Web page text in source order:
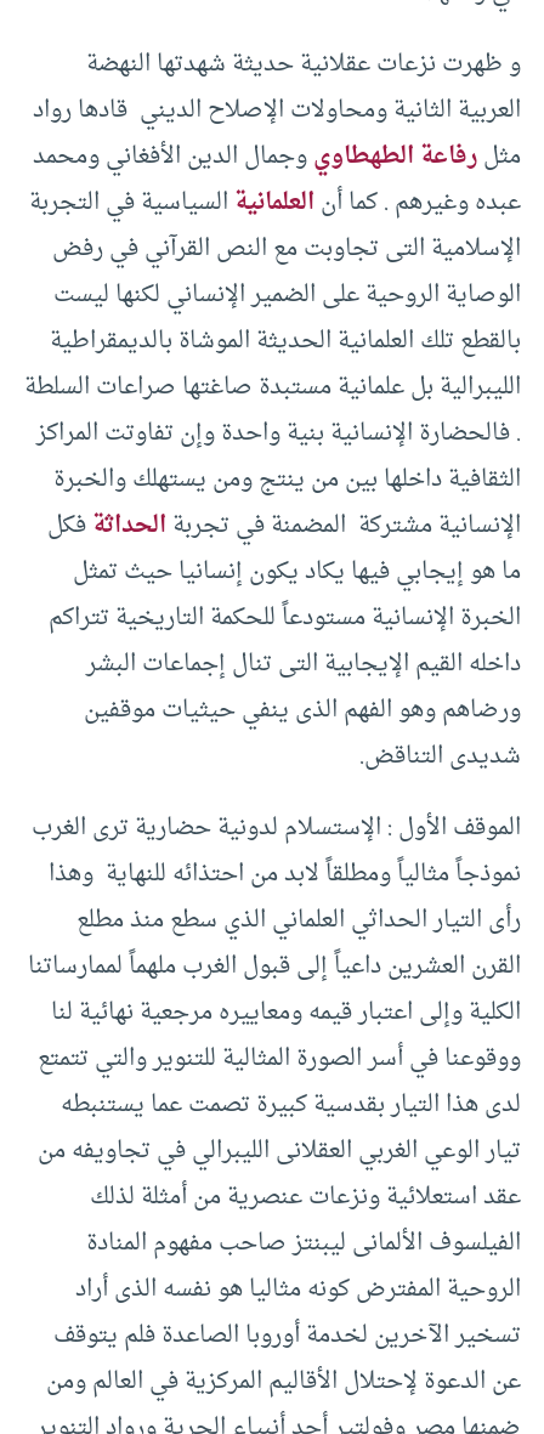
و ظهرت نزعات عقلانية حديثة شهدتها النهضة
العربية الثانية ومحاولات الإصلاح الديني قادها رواد
مثلرفاعة الطهطاويوجمال الدين الأفغاني ومحمد
عبده وغيرهم . كما أنالعلمانيةالسياسية في التجربة
الإسلامية التى تجاوبت مع النص القرآني في رفض
الوصاية الروحية على الضمير الإنساني لكنها ليست
بالقطع تلك العلمانية الحديثة الموشاة بالديمقراطية
الليبرالية بل علمانية مستبدة صاغتها صراعات السلطة
. فالحضارة الإنسانية بنية واحدة وإن تفاوتت المراكز
الثقافية داخلها بين من ينتج ومن يستهلك والخبرة
الإنسانية مشتركة المضمنة في تجربةالحداثةفكل
ما هو إيجابي فيها يكاد يكون إنسانيا حيث تمثل
الخبرة الإنسانية مستودعاً للحكمة التاريخية تتراكم
داخله القيم الإيجابية التى تنال إجماعات البشر
ورضاهم وهو الفهم الذى ينفي حيثيات موقفين
شديدى التناقض.
الموقف الأول : الإستسلام لدونية حضارية ترى الغرب
نموذجاً مثالياً ومطلقاً لابد من احتذائه للنهاية وهذا
رأى التيار الحداثي العلماني الذي سطع منذ مطلع
القرن العشرين داعياً إلى قبول الغرب ملهماً لممارساتنا
الكلية وإلى اعتبار قيمه ومعاييره مرجعية نهائية لنا
ووقوعنا في أسر الصورة المثالية للتنوير والتي تتمتع
لدى هذا التيار بقدسية كبيرة تصمت عما يستنبطه
تيار الوعي الغربي العقلانى الليبرالي في تجاويفه من
عقد استعلائية ونزعات عنصرية من أمثلة لذلك
الفيلسوف الألمانى ليبنتز صاحب مفهوم المنادة
الروحية المفترض كونه مثاليا هو نفسه الذى أراد
تسخير الآخرين لخدمة أوروبا الصاعدة فلم يتوقف
عن الدعوة لإحتلال الأقاليم المركزية في العالم ومن